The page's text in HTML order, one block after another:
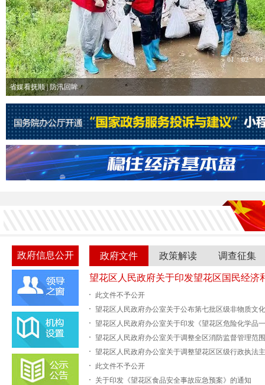
01 02 03
省媒看抚顺 | 防汛回眸
政府信息公开 政府文件 政策解读 调查征集
此文件不予公开
望花区人民政府办公室关于调整全区消防监督管理范
望花区人民政府办公室关于调整望花区区级行政执法
此文件不予公开
关于印发《望花区食品安全事故应急预案》的通知